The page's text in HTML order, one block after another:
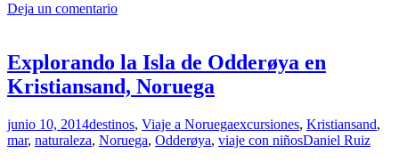
Deja un comentario
Explorando la Isla de Odderøya en
Kristiansand, Noruega
junio 10, 2014destinos, Viaje a Noruegaexcursiones, Kristiansand,
mar, naturaleza, Noruega, Odderøya, viaje con niñosDaniel Ruiz